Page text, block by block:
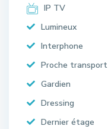
IP TV
Lumineux
Interphone
Proche transport
Gardien
Dressing
Dernier étage